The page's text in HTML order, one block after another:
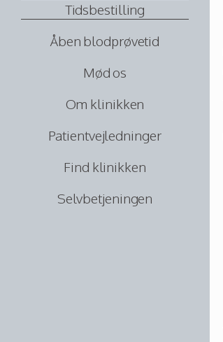
Tidsbestilling
Åben blodprøvetid
Mød os
Om klinikken
Patientvejledninger
Find klinikken
Selvbetjeningen